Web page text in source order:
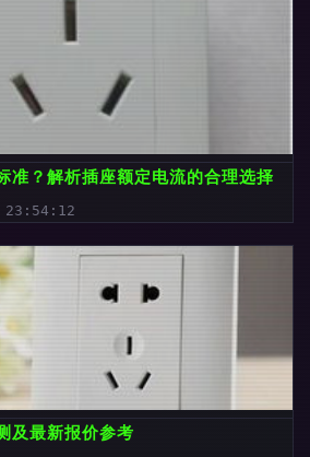
准？解析插座额定电流的合理选择
23:54:12
及最新报价参考